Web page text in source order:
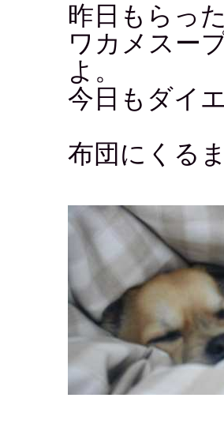
昨日もらっ
ワカメスー
よ。
今日もダイ
布団にくる